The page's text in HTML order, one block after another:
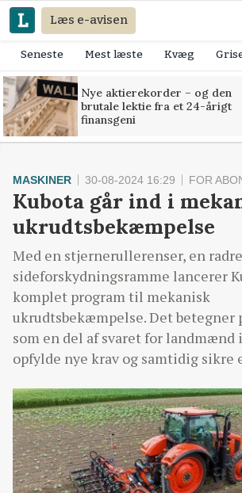
Læs e-avisen
Seneste Mest læste Kvæg
Nye aktierekorder – og den
brutale lektie fra et 24-årigt
finansgeni
MASKINER 30-08-2024 16:29 FOR
Kubota går ind i
ukrudtsbekæmpelse
Med en stjernerullerenser, en
sideforskydningsramme lancerer
komplet program til mekanisk
ukrudtsbekæmpelse. Det betegner
som en del af svaret for landmænd
opfylde nye krav og samtidig sikre